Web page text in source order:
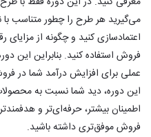
می‌گیرید هر طرح را چطور متناسب با
اعتمادسازی کنید و چگونه از
فروش استفاده کنید. بنابراین
عملی برای افزایش درآمد شما در
این دوره، دید شما نسبت به
اطمینان بیشتر، حرفه‌ای‌تر و
فروش موفق‌تری داشته باشید.